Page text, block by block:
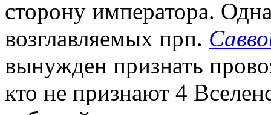
сторону императора.
возглавляемых прп.
вынужден признать
кто не признают 4